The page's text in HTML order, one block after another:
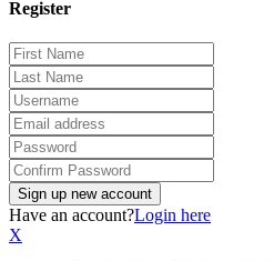
Register
Have an account?Login here
X